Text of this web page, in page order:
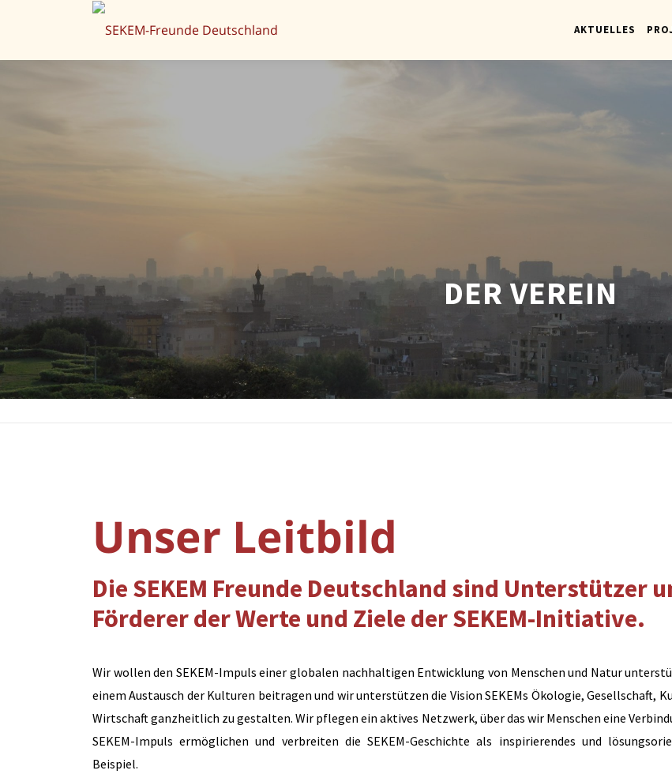
AKTUELLES
DER VEREIN
Unser Leitbild
Die SEKEM Freunde Deutschland sind Unterstützer
Förderer der Werte und Ziele der SEKEM-Initiative.
Wir wollen den SEKEM-Impuls einer globalen nachhaltigen Entwicklung von Menschen und Natur
einem Austausch der Kulturen beitragen und wir unterstützen die Vision SEKEMs Ökologie, Gesellschaft,
Wirtschaft ganzheitlich zu gestalten. Wir pflegen ein aktives Netzwerk, über das wir Menschen eine
SEKEM-Impuls ermöglichen und verbreiten die SEKEM-Geschichte als inspirierendes und
Beispiel.